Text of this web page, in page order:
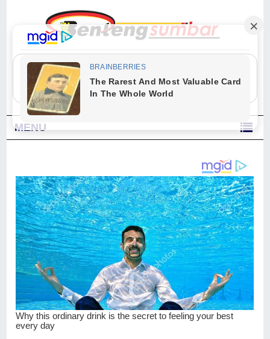
"Sesungguhnya Allah dan para malaikat-Nya berselawat untuk Nabi.
Wahai orang-orang yang beriman, berselawatlah kamu untuk Nabi dan
ucapkanlah salam dengan penuh penghormatan kepadanya." (Qs. Al
Ahzab Ayat 56)
MENU